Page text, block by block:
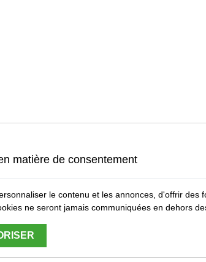
matière de consentement
le contenu et les annonces, d'offrir
ne seront jamais communiquées en dehors